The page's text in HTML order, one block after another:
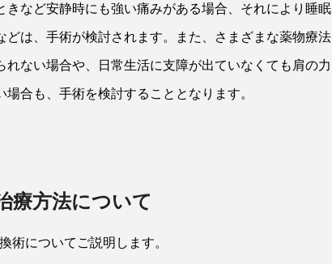
きなど安静時にも強い痛みがある場合、それにより睡眠
どは、手術が検討されます。また、さまざまな薬物療法
れない場合や、日常生活に支障が出ていなくても肩の力
合も、手術を検討することとなります。
療方法について
術についてご説明します。